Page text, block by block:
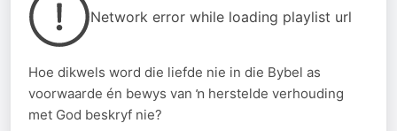
Network error while loading playlist url
Hoe dikwels word die liefde nie in die Bybel as
voorwaarde én bewys van ŉ herstelde verhouding
met God beskryf nie?